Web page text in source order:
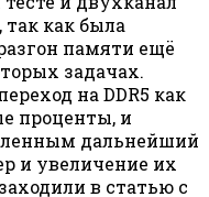
как была
памяти ещё
задачах.
на DDR5 как
проценты, и
дальнейший
и увеличение их
в статью с